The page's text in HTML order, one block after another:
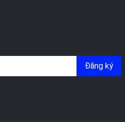
Đăng ký